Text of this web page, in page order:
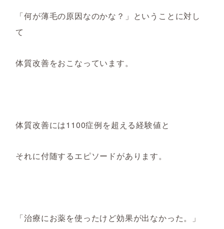
「何が薄毛の原因なのかな？」ということに対し
て
体質改善をおこなっています。
体質改善には1100症例を超える経験値と
それに付随するエピソードがあります。
「治療にお薬を使ったけど効果が出なかった。」